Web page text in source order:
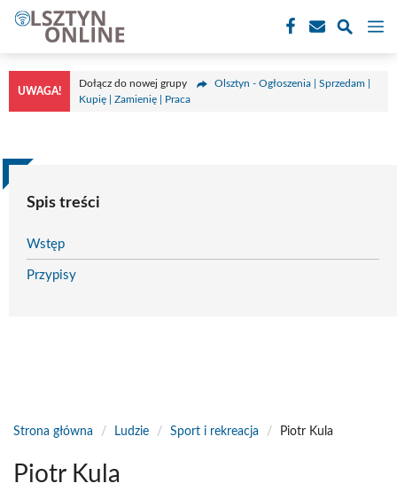
Przejdź
treści
UWAGA!
Dołącz do nowej grupy
Olsztyn - Ogłoszenia | Sprzedam |
Kupię | Zamienię | Praca
Spis treści
Wstęp
Przypisy
Strona główna / Ludzie / Sport i rekreacja / Piotr Kula
Piotr Kula